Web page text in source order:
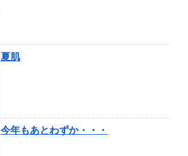
夏肌
今年もあとわずか・・・